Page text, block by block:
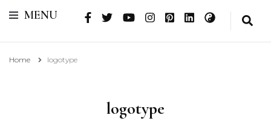
MENU
Home logotype
logotype